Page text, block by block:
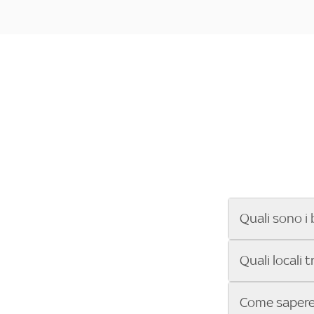
Quali sono i
Se cerchi un
ENILIVE, la
Sky Bar ti
Quali locali
Vuoi sapere
Come